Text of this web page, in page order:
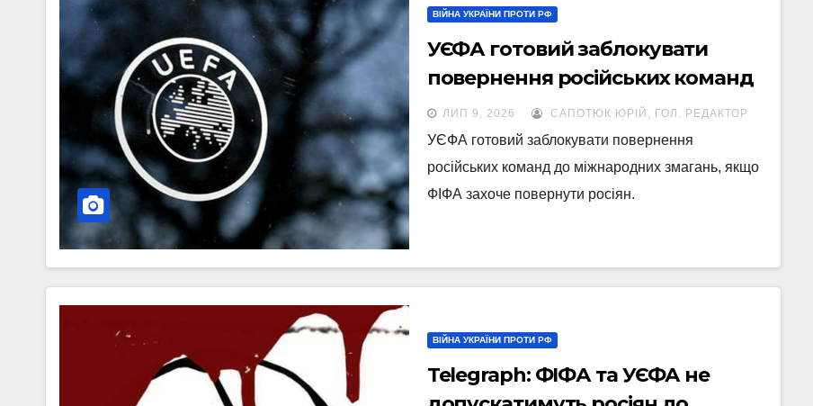
ВІЙНА УКРАЇНИ ПРОТИ РФ
УЄФА готовий заблокувати
повернення російських команд
у міжнародні змагання, якщо
росіян допустить ФІФА
ЛИП 9, 2026 САПОТЮК ЮРІЙ, ГОЛ. РЕДАКТОР
УЄФА готовий заблокувати повернення
російських команд до міжнародних змагань, якщо
ФІФА захоче повернути росіян.
ВІЙНА УКРАЇНИ ПРОТИ РФ
Telegraph: ФІФА та УЄФА не